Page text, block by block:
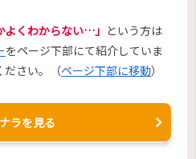
よくわからない…」 という方は
をページ下部にて紹介していま
ださい。（ページ下部に移動）
ラを見る